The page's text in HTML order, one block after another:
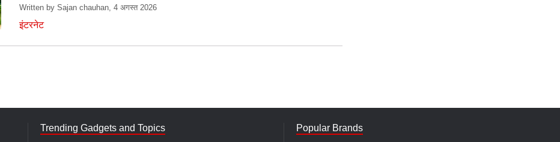
Written by Sajan chauhan, 4 अगस्त 2026
इंटरनेट
Trending Gadgets and Topics Popular Brands